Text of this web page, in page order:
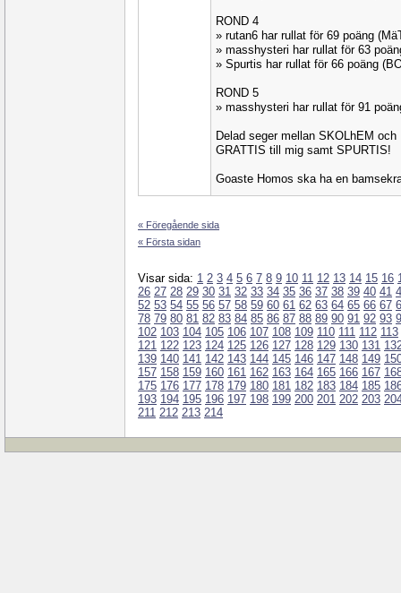
ROND 4
» rutan6 har rullat för 69 poäng
» masshysteri har rullat för 63
» Spurtis har rullat för 66 poäng
ROND 5
» masshysteri har rullat för 91
Delad seger mellan SKOLhEM
GRATTIS till mig samt SPURTIS!
Goaste Homos ska ha en
« Föregående sida
« Första sidan
Visar sida: 1 2 3 4 5 6 7 8 9 10 11 12 13 14 15 16
26 27 28 29 30 31 32 33 34 35 36 37 38 39 40 41
52 53 54 55 56 57 58 59 60 61 62 63 64 65 66 67
78 79 80 81 82 83 84 85 86 87 88 89 90 91 92 93
102 103 104 105 106 107 108 109 110 111 112 113
121 122 123 124 125 126 127 128 129 130 131
139 140 141 142 143 144 145 146 147 148 149
157 158 159 160 161 162 163 164 165 166 167
175 176 177 178 179 180 181 182 183 184 185
193 194 195 196 197 198 199 200 201 202 203
211 212 213 214